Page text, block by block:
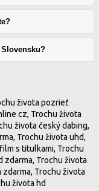
života pozrieť
cz, Trochu života
života český dabing,
Trochu života uhd,
s titulkami, Trochu
zdarma, Trochu života
Trochu života
života hd